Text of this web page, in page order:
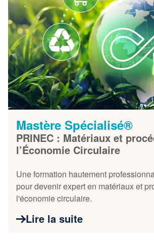
Mastère Spécialisé®
PRINEC : Matériaux et
l’Économie Circulaire
Une formation hautement
pour devenir expert en matériaux et
l'économie circulaire.
Lire la suite